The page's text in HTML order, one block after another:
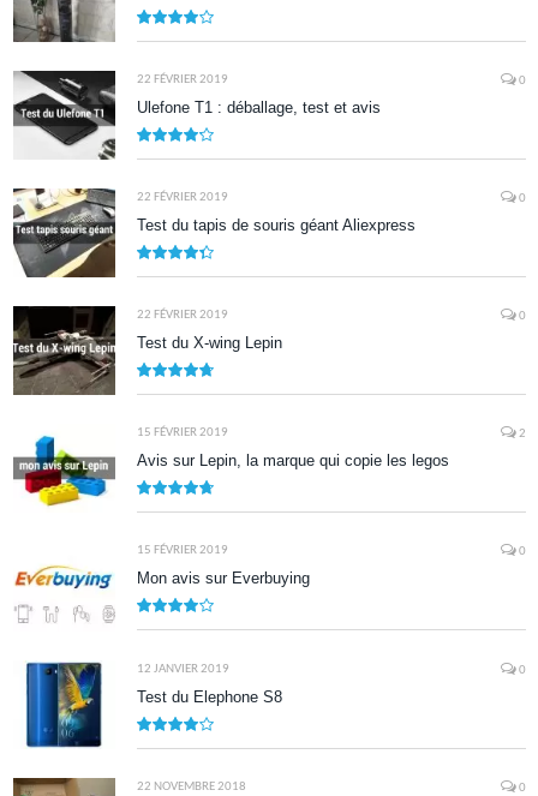
22 FÉVRIER 2019 0
Ulefone T1 : déballage, test et avis
22 FÉVRIER 2019 0
Test du tapis de souris géant Aliexpress
22 FÉVRIER 2019 0
Test du X-wing Lepin
15 FÉVRIER 2019 2
Avis sur Lepin, la marque qui copie les legos
15 FÉVRIER 2019 0
Mon avis sur Everbuying
12 JANVIER 2019 0
Test du Elephone S8
22 NOVEMBRE 2018 0